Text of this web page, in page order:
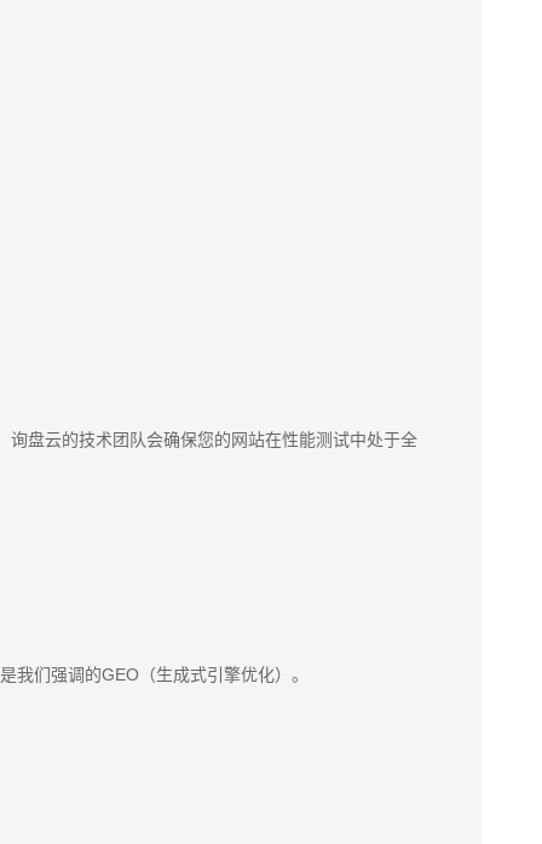
盘云的技术团队会确保您的网站在性能测试中处于全
们强调的GEO（生成式引擎优化）。